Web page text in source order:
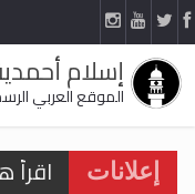
إسلام
الموقع العربي
إعلانات اقرأ